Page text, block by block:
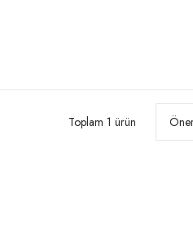
Toplam 1 ürün